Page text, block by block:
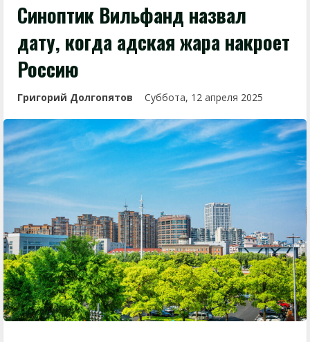
Синоптик Вильфанд назвал
дату, когда адская жара накроет
Россию
Григорий Долгопятов Суббота, 12 апреля 2025